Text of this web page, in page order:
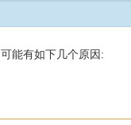
能有如下几个原因: